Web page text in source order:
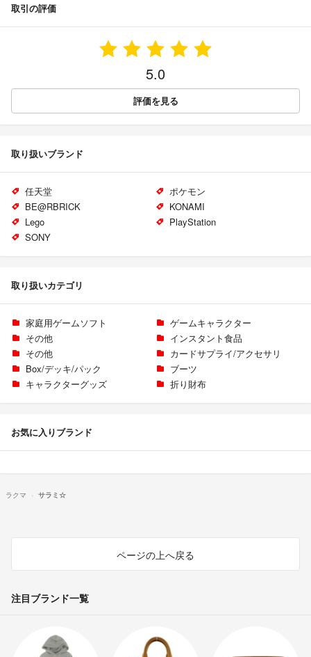
取引の評価
5.0
評価を見る
取り扱いブランド
任天堂
ポケモン
BE@RBRICK
KONAMI
Lego
PlayStation
SONY
取り扱いカテゴリ
家庭用ゲームソフト
ゲームキャラクター
その他
インスタント食品
その他
カードサプライ/アクセサリ
Box/デッキ/パック
ブーツ
キャラクターグッズ
折り財布
お気に入りブランド
ラクマ サラミ☆
ページの上へ戻る
注目ブランド一覧